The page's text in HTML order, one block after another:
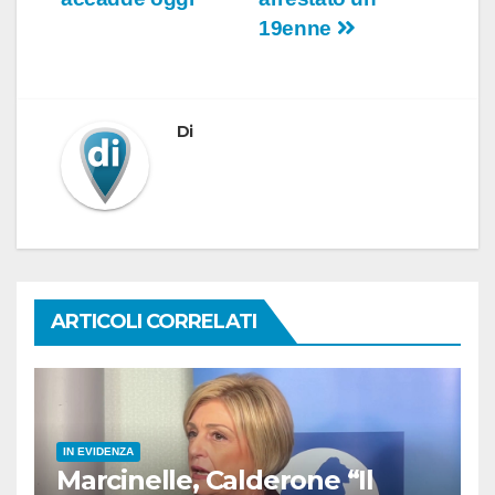
19enne
Di
ARTICOLI CORRELATI
IN EVIDENZA
Marcinelle, Calderone “Il